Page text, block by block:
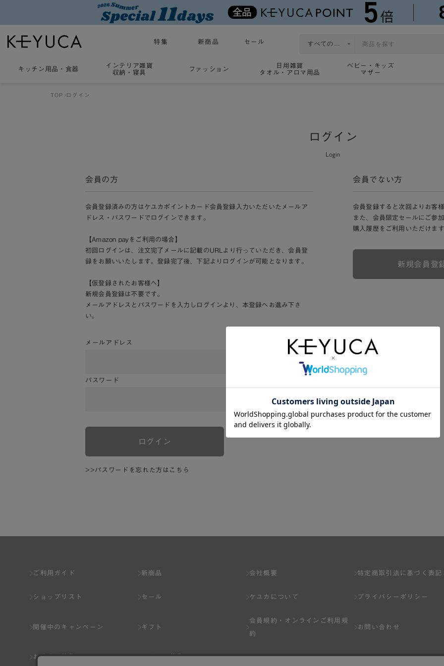
特集 新商品 セール
キッチン用品 ・ 食器
インテリア雑貨
収納・寝具
ファッション
日用雑貨
タオル・アロマ用品
ベビー・キッズ
マザー
TOP ログイン
ログイン
Login
会員の方
会員登録済みの方はケユカポイントカード会員登録入力いただいたメールア
ドレス・パスワードでログインできます。
【Amazon payをご利用の場合】
初回ログインは、注文完了メールに記載のURLより行っていただき、会員登
録をお願いいたします。登録完了後、下記よりログインが可能となります。
【仮登録されたお客様へ】
新規会員登録は不要です。
メールアドレスとパスワードを入力しログインより、本登録へお進み下さ
い。
メールアドレス
パスワード
ログイン
>>パスワードを忘れた方はこちら
会員でない方
会員登録すると次回よりお客
また、会員限定セールにご参
購入履歴をご利用いただけま
新規会員登
ご利用ガイド
ショップリスト
開催中のキャンペーン
おすすめ特集
新商品
セール
ギフト
スタッフ募集
会社概要
ケユカについて
会員規約・
オンラインご利用規
約
Q&A
特定商取引法に基づく表記
プライバシーポリシー
お問い合わせ